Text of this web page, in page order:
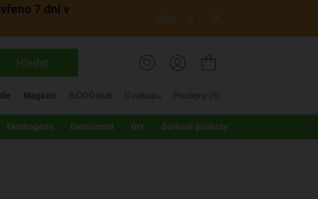
7 dní v
Více
Hledat
Magazín BiOOO klub O nákupu Prodejny (5)
Ekodrogerie Domácnost DIY Dárkové poukazy